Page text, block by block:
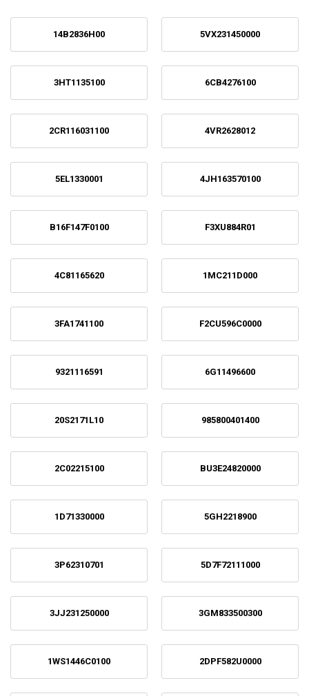
14B2836H00 5VX231450000
3HT1135100 6CB4276100
2CR116031100 4VR2628012
5EL1330001 4JH163570100
B16F147F0100 F3XU884R01
4C81165620 1MC211D000
3FA1741100 F2CU596C0000
9321116591 6G11496600
20S2171L10 985800401400
2C02215100 BU3E24820000
1D71330000 5GH2218900
3P62310701 5D7F72111000
3JJ231250000 3GM833500300
1WS1446C0100 2DPF582U0000